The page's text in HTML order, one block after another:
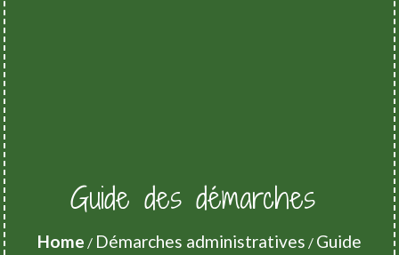
Guide des démarches
Home / Démarches administratives / Guide